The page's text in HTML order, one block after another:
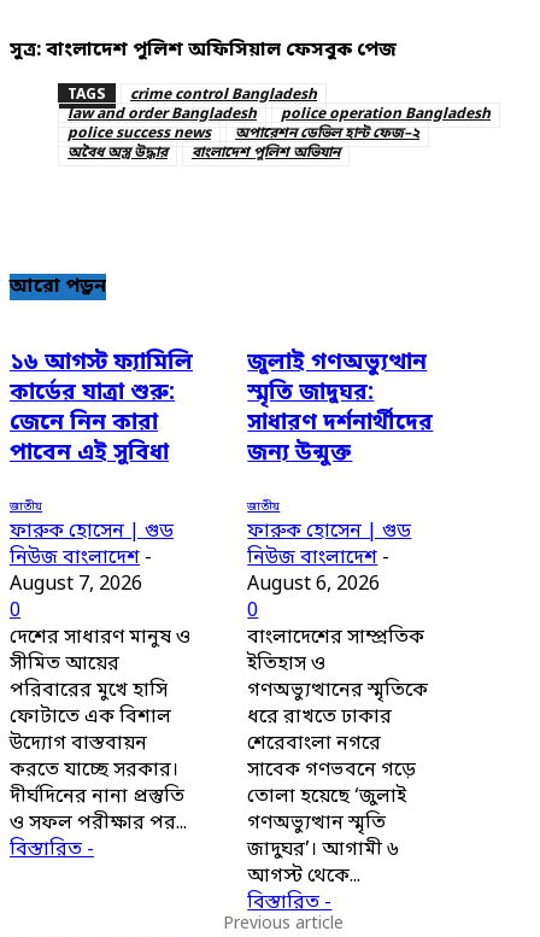
সুত্র: বাংলাদেশ পুলিশ অফিসিয়াল ফেসবুক পেজ
TAGS
crime control Bangladesh
law and order Bangladesh
police operation Bangladesh
police success news
অপারেশন ডেভিল হান্ট ফেজ–২
অবৈধ অস্ত্র উদ্ধার
বাংলাদেশ পুলিশ অভিযান
আরো পড়ুন
১৬ আগস্ট ফ্যামিলি
কার্ডের যাত্রা শুরু:
জেনে নিন কারা
পাবেন এই সুবিধা
জাতীয়
ফারুক হোসেন | গুড
নিউজ বাংলাদেশ -
August 7, 2026
0
দেশের সাধারণ মানুষ ও
সীমিত আয়ের
পরিবারের মুখে হাসি
ফোটাতে এক বিশাল
উদ্যোগ বাস্তবায়ন
করতে যাচ্ছে সরকার।
দীর্ঘদিনের নানা প্রস্তুতি
ও সফল পরীক্ষার পর...
বিস্তারিত -
জুলাই গণঅভ্যুত্থান
স্মৃতি জাদুঘর:
সাধারণ দর্শনার্থীদের
জন্য উন্মুক্ত
জাতীয়
ফারুক হোসেন | গুড
নিউজ বাংলাদেশ -
August 6, 2026
0
বাংলাদেশের সাম্প্রতিক
ইতিহাস ও
গণঅভ্যুত্থানের স্মৃতিকে
ধরে রাখতে ঢাকার
শেরেবাংলা নগরে
সাবেক গণভবনে গড়ে
তোলা হয়েছে ‘জুলাই
গণঅভ্যুত্থান স্মৃতি
জাদুঘর’। আগামী ৬
আগস্ট থেকে...
বিস্তারিত -
Previous article